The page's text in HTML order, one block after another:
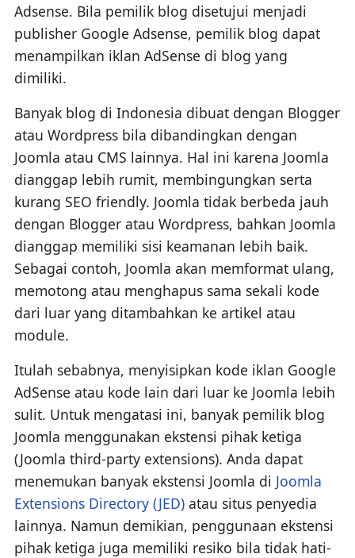
Adsense. Bila pemilik blog disetujui menjadi
publisher Google Adsense, pemilik blog dapat
menampilkan iklan AdSense di blog yang
dimiliki.
Banyak blog di Indonesia dibuat dengan Blogger
atau Wordpress bila dibandingkan dengan
Joomla atau CMS lainnya. Hal ini karena Joomla
dianggap lebih rumit, membingungkan serta
kurang SEO friendly. Joomla tidak berbeda jauh
dengan Blogger atau Wordpress, bahkan Joomla
dianggap memiliki sisi keamanan lebih baik.
Sebagai contoh, Joomla akan memformat ulang,
memotong atau menghapus sama sekali kode
dari luar yang ditambahkan ke artikel atau
module.
Itulah sebabnya, menyisipkan kode iklan Google
AdSense atau kode lain dari luar ke Joomla lebih
sulit. Untuk mengatasi ini, banyak pemilik blog
Joomla menggunakan ekstensi pihak ketiga
(Joomla third-party extensions). Anda dapat
menemukan banyak ekstensi Joomla di Joomla
Extensions Directory (JED)atau situs penyedia
lainnya. Namun demikian, penggunaan ekstensi
pihak ketiga juga memiliki resiko bila tidak hati-